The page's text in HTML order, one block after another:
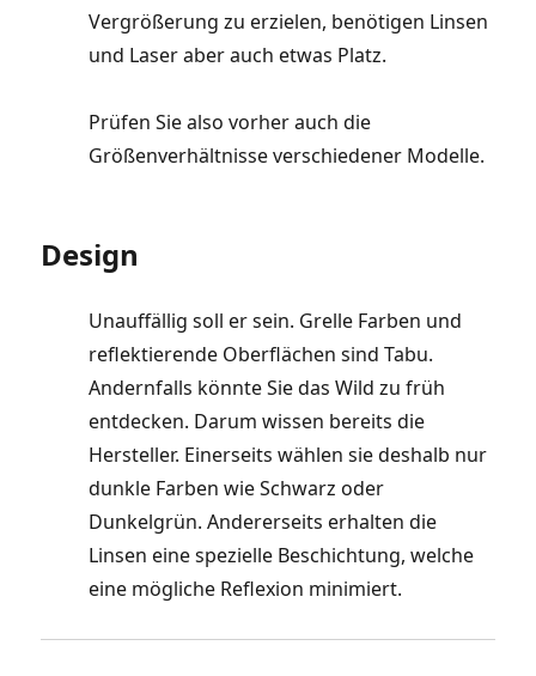
Vergrößerung zu erzielen, benötigen Linsen
und Laser aber auch etwas Platz.
Prüfen Sie also vorher auch die
Größenverhältnisse verschiedener Modelle.
Design
Unauffällig soll er sein. Grelle Farben und
reflektierende Oberflächen sind Tabu.
Andernfalls könnte Sie das Wild zu früh
entdecken. Darum wissen bereits die
Hersteller. Einerseits wählen sie deshalb nur
dunkle Farben wie Schwarz oder
Dunkelgrün. Andererseits erhalten die
Linsen eine spezielle Beschichtung, welche
eine mögliche Reflexion minimiert.